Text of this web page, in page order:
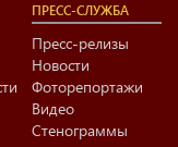
ПРЕСС-СЛУЖБА
Пресс-релизы
Новости
Фоторепортажи
Видео
Стенограммы